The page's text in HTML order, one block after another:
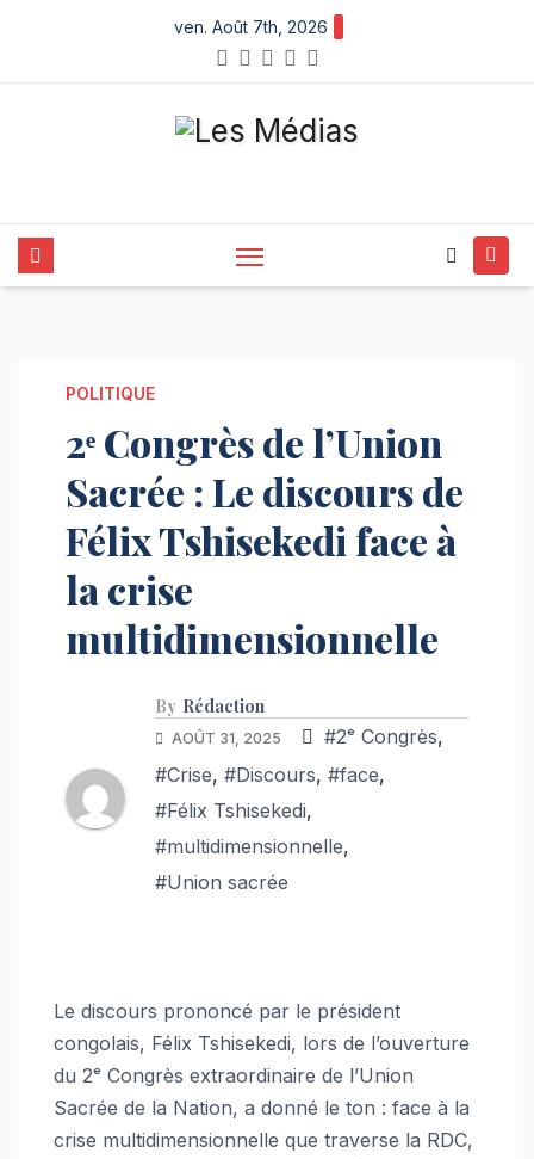
content
ven. Août 7th, 2026
POLITIQUE
2ᵉ Congrès de l’Union
Sacrée : Le discours de
Félix Tshisekedi face à
la crise
multidimensionnelle
By Rédaction
AOÛT 31, 2025 #2ᵉ Congrès,
#Crise, #Discours, #face,
#Félix Tshisekedi,
#multidimensionnelle,
#Union sacrée
Le discours prononcé par le président
congolais, Félix Tshisekedi, lors de l’ouverture
du 2ᵉ Congrès extraordinaire de l’Union
Sacrée de la Nation, a donné le ton : face à la
crise multidimensionnelle que traverse la RDC,